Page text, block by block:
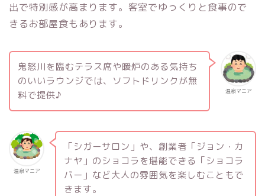
出で特別感が高まります。客室でゆっくりと食事ので
きるお部屋食もあります。
温泉マニア
鬼怒川を臨むテラス席や暖炉のある気持ち
のいいラウンジでは、ソフトドリンクが無
料で提供♪
温泉マニア
「シガーサロン」や、創業者「ジョン・カ
ナヤ」のショコラを堪能できる「ショコラ
バー」など大人の雰囲気を楽しむこともで
きます。